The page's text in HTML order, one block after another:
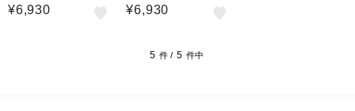
¥6,930 ¥6,930
5 件 / 5 件中